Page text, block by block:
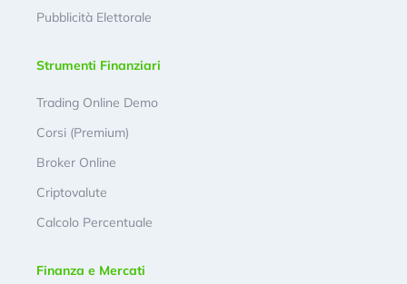
Pubblicità Elettorale
Strumenti Finanziari
Trading Online Demo
Corsi (Premium)
Broker Online
Criptovalute
Calcolo Percentuale
Finanza e Mercati